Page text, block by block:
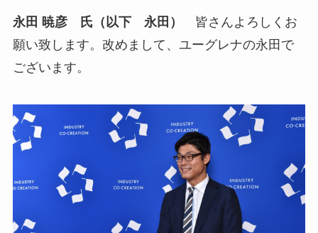
永田 暁彦 氏（以下 永田）
皆さんよろしくお
願い致します。改めまして、ユーグレナの永田で
ございます。